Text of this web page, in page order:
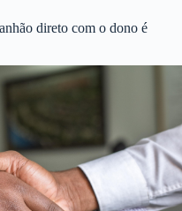
direto com o dono é